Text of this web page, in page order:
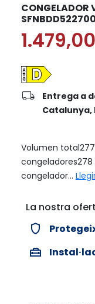
CONGELADOR
local_shipping Entrega a
Catalunya,
Volumen
congelador...
La nostra
verified_user
home_repair_service